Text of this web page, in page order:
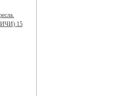
15